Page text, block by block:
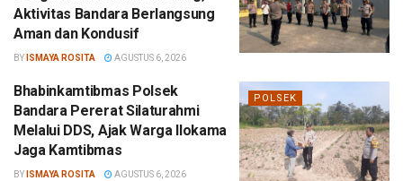
Aktivitas Bandara Berlangsung
Aman dan Kondusif
BY ISMAYA ROSITA AGUSTUS 6, 2026
POLSEK
Bhabinkamtibmas Polsek
Bandara Pererat Silaturahmi
Melalui DDS, Ajak Warga Ilokama
Jaga Kamtibmas
BY ISMAYA ROSITA AGUSTUS 6, 2026